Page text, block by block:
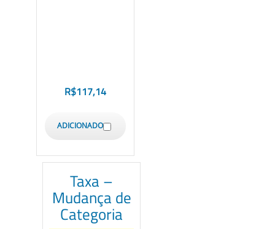
R$117,14
ADICIONADO
Taxa –
Mudança de
Categoria